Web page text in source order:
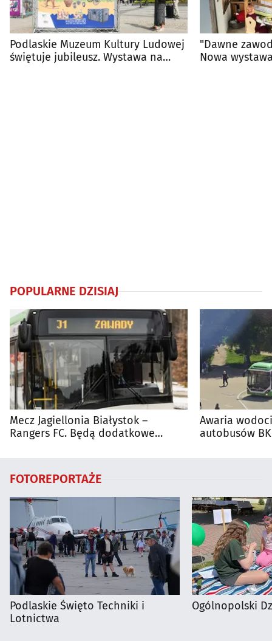
Podlaskie Muzeum Kultury Ludowej
świętuje jubileusz. Wystawa na
"Dawne
Nowa
POPULARNE DZISIAJ
Mecz Jagiellonia Białystok –
Rangers FC. Będą dodatkowe
Awaria
autobusów
FOTOREPORTAŻE
Podlaskie Święto Techniki i
Lotnictwa
Ogólnopolski